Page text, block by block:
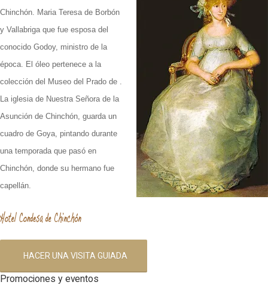
Chinchón. Maria Teresa de Borbón
y Vallabriga que fue esposa del
conocido Godoy, ministro de la
época. El óleo pertenece a la
colección del Museo del Prado de .
La iglesia de Nuestra Señora de la
Asunción de Chinchón, guarda un
cuadro de Goya, pintando durante
una temporada que pasó en
Chinchón, donde su hermano fue
capellán.
HACER UNA VISITA GUIADA
Promociones y eventos